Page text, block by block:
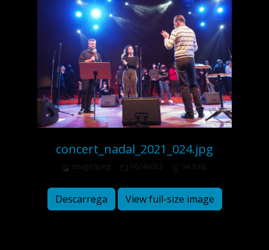
concert_nadal_2021_024.jpg
image/jpeg 1024x682 94.9 KB
Descarrega View full-size image